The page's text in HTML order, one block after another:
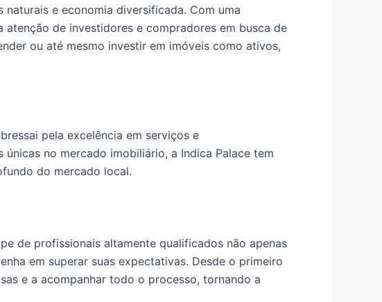
e economia diversificada. Com uma
de investidores e compradores em busca de
ou até mesmo investir em imóveis como ativos,
pela excelência em serviços e
no mercado imobiliário, a Indica Palace tem
do mercado local.
de profissionais altamente qualificados não apenas
em superar suas expectativas. Desde o primeiro
e a acompanhar todo o processo, tornando a